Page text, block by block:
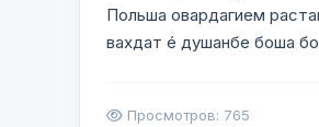
Польша овардагием
вахдат é душанбе боша
Просмотров: 765